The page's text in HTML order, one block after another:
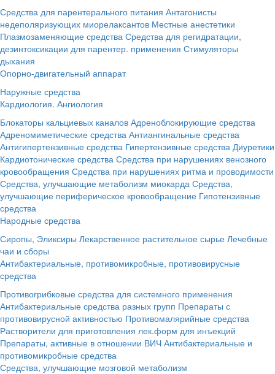
Средства для парентерального питания Антагонисты
недеполяризующих миорелаксантов Местные анестетики
Плазмозаменяющие средства Средства для регидратации,
дезинтоксикации для парентер. применения Стимуляторы
дыхания
Опорно-двигательный аппарат
Наружные средства
Кардиология. Ангиология
Блокаторы кальциевых каналов Адреноблокирующие средства
Адреномиметические средства Антиангинальные средства
Антигипертензивные средства Гипертензивные средства Диуретики
Кардиотонические средства Средства при нарушениях венозного
кровообращения Средства при нарушениях ритма и проводимости
Средства, улучшающие метаболизм миокарда Средства,
улучшающие периферическое кровообращение Гипотензивные
средства
Народные средства
Сиропы, Эликсиры Лекарственное растительное сырье Лечебные
чаи и сборы
Антибактериальные, противомикробные, противовирусные
средства
Противогрибковые средства для системного применения
Антибактериальные средства разных групп Препараты с
противовирусной активностью Противомалярийные средства
Растворители для приготовления лек.форм для инъекций
Препараты, активные в отношении ВИЧ Антибактериальные и
противомикробные средства
Средства, улучшающие мозговой метаболизм